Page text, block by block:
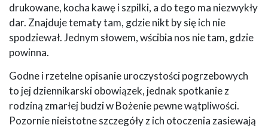
drukowane, kocha kawę i szpilki, a do tego ma niezwykły
dar. Znajduje tematy tam, gdzie nikt by się ich nie
spodziewał. Jednym słowem, wścibia nos nie tam, gdzie
powinna.
Godne i rzetelne opisanie uroczystości pogrzebowych
to jej dziennikarski obowiązek, jednak spotkanie z
rodziną zmarłej budzi w Bożenie pewne wątpliwości.
Pozornie nieistotne szczegóły z ich otoczenia zasiewają